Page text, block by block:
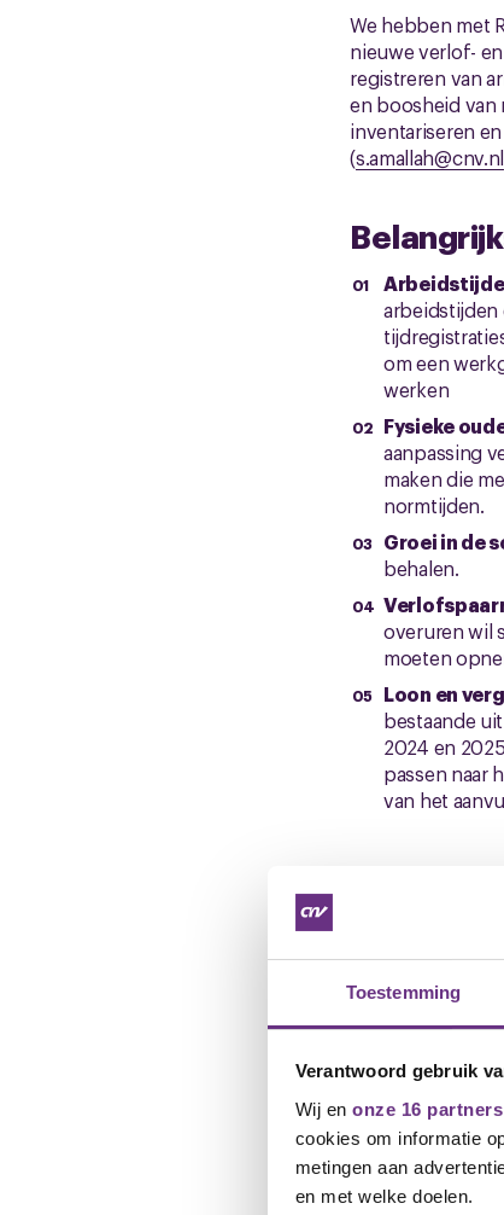
Toestemming
Verantwoord gebruik
Wij en onze 16 partners
cookies om informatie
metingen aan
en met welke doelen.
We hebben met
nieuwe verlof-
registreren van
en boosheid van
inventariseren
(s.amallah@cnv.nl
arbeidstijden
om een
Fysieke
aanpassing
maken die
normtijden.
Groei in de
behalen.
overuren wil
moeten
Loon en
bestaande
2024 en
passen naar
van het
Reiskosten
Reiskosten
Aanvullend